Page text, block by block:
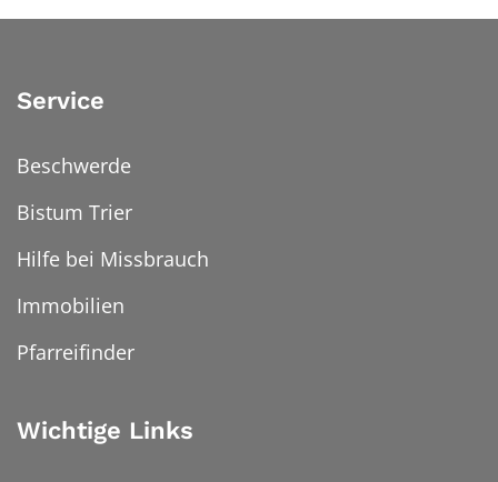
Service
Beschwerde
Bistum Trier
Hilfe bei Missbrauch
Immobilien
Pfarreifinder
Wichtige Links